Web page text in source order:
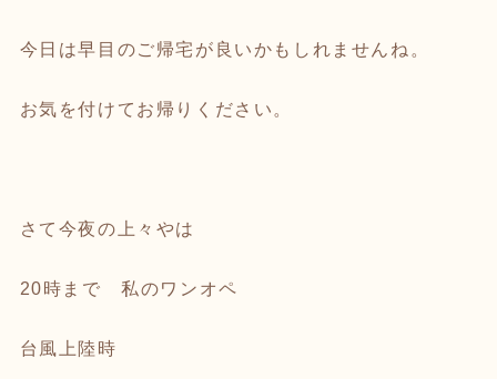
今日は早目のご帰宅が良いかもしれませんね。
お気を付けてお帰りください。
さて今夜の上々やは
20時まで 私のワンオペ
台風上陸時